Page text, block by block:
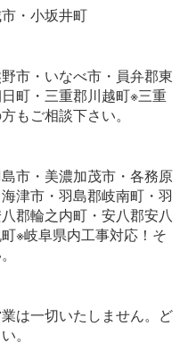
・小坂井町
市・いなべ市・員弁郡東
町・三重郡川越町※三重
もご相談下さい。
市・美濃加茂市・各務原
津市・羽島郡岐南町・羽
郡輪之内町・安八郡安八
※岐阜県内工事対応！そ
は一切いたしません。ど
。